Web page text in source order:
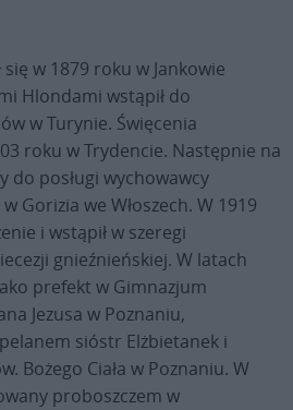
się w 1879 roku w Jankowie
Hlondami wstąpił do
w Turynie. Święcenia
roku w Trydencie. Następnie na
do posługi wychowawcy
Gorizia we Włoszech. W 1919
i wstąpił w szeregi
gnieźnieńskiej. W latach
prefekt w Gimnazjum
Jezusa w Poznaniu,
sióstr Elżbietanek i
Bożego Ciała w Poznaniu. W
proboszczem w